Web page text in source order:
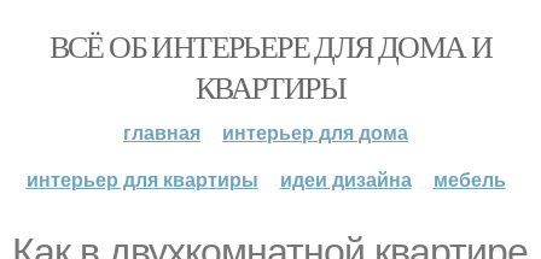
ВСЁ ОБ ИНТЕРЬЕРЕ ДЛЯ ДОМА И
КВАРТИРЫ
главная
интерьер для дома
интерьер для квартиры
идеи дизайна мебель